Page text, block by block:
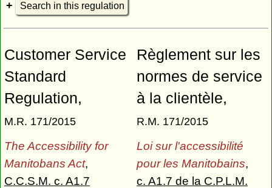
Search in this regulation
Customer Service
Standard
Regulation,
M.R. 171/2015
Règlement sur les
normes de service
à la clientèle,
R.M. 171/2015
The Accessibility for
Manitobans Act,
C.C.S.M. c. A1.7
Loi sur l'accessibilité
pour les Manitobains,
c. A1.7 de la C.P.L.M.